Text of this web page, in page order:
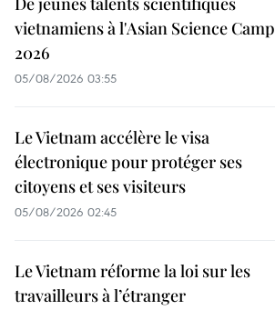
vietnamiens à l'Asian Science Camp
2026
05/08/2026 03:55
Le Vietnam accélère le visa
électronique pour protéger ses
citoyens et ses visiteurs
05/08/2026 02:45
Le Vietnam réforme la loi sur les
travailleurs à l’étranger